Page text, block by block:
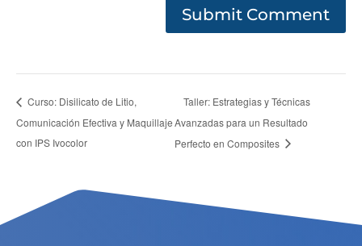
Curso: Disilicato de Litio,
Comunicación Efectiva y Maquillaje
con IPS Ivocolor
Taller: Estrategias y Técnicas
Avanzadas para un Resultado
Perfecto en Composites